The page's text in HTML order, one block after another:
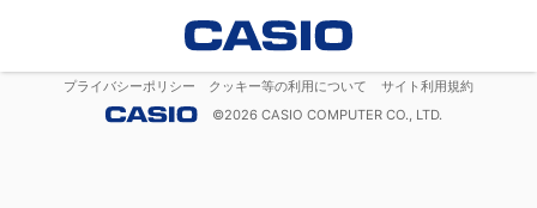
プライバシーポリシー クッキー等の利用について
サイト利用規約
©2026 CASIO COMPUTER CO., LTD.